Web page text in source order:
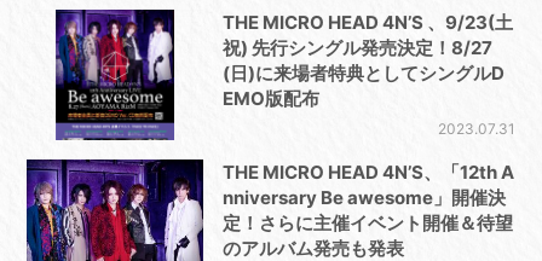
THE MICRO HEAD 4N’S 、9/23(土
祝) 先行シングル発売決定！8/27
(日)に来場者特典としてシングルD
EMO版配布
2023.07.31
THE MICRO HEAD 4N’S、「12th A
nniversary Be awesome」開催決
定！さらに主催イベント開催＆待望
のアルバム発売も発表